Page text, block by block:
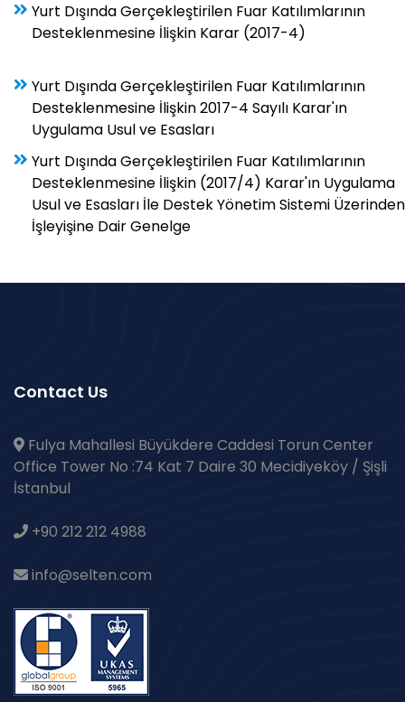
Yurt Dışında Gerçekleştirilen Fuar Katılımlarının
Desteklenmesine İlişkin Karar (2017-4)
Yurt Dışında Gerçekleştirilen Fuar Katılımlarının
Desteklenmesine İlişkin 2017-4 Sayılı Karar'ın
Uygulama Usul ve Esasları
Yurt Dışında Gerçekleştirilen Fuar Katılımlarının
Desteklenmesine İlişkin (2017/4) Karar'ın Uygulama
Usul ve Esasları İle Destek Yönetim Sistemi Üzerinden
İşleyişine Dair Genelge
Contact Us
Fulya Mahallesi Büyükdere Caddesi Torun Center
Office Tower No :74 Kat 7 Daire 30 Mecidiyeköy / Şişli
İstanbul
+90 212 212 4988
info@selten.com